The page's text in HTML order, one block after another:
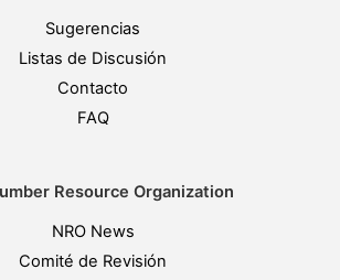
Sugerencias
Listas de Discusión
Contacto
FAQ
Resource Organization
NRO News
Comité de Revisión